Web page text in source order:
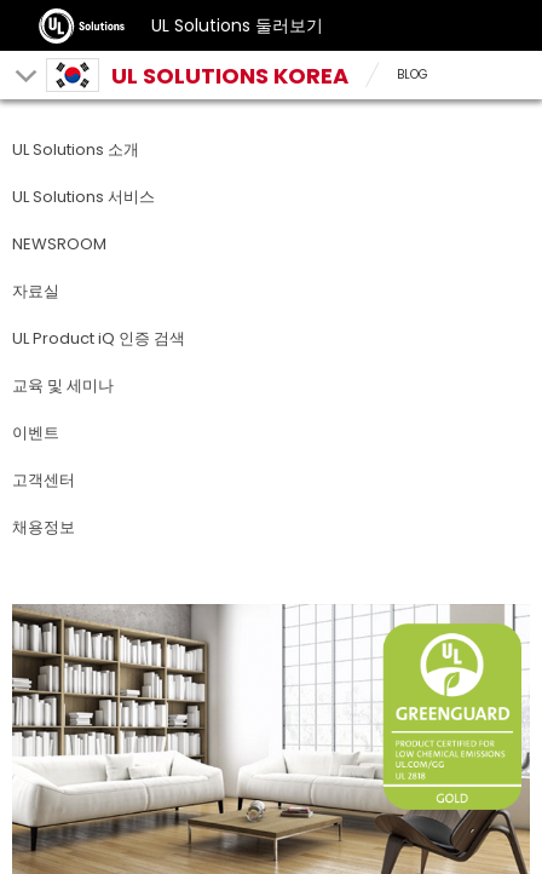
UL Solutions 둘러보기
UL SOLUTIONS KOREA BLOG
UL Solutions 소개
UL Solutions 서비스
NEWSROOM
자료실
UL Product iQ 인증 검색
교육 및 세미나
이벤트
고객센터
채용정보